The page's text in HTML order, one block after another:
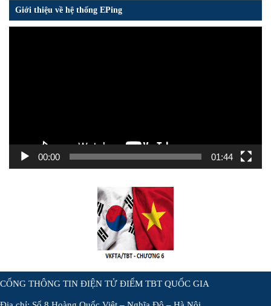
Giới thiệu về hệ thống EPing
00:00 01:44
CỔNG THÔNG TIN ĐIỆN TỬ ĐIỂM TBT QUỐC GIA